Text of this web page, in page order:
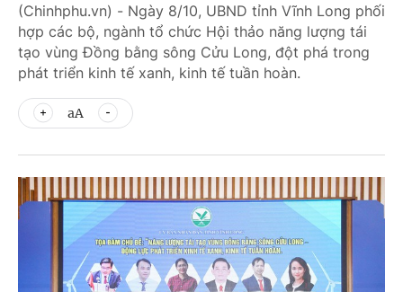
(Chinhphu.vn) - Ngày 8/10, UBND tỉnh Vĩnh Long phối
hợp các bộ, ngành tổ chức Hội thảo năng lượng tái
tạo vùng Đồng bằng sông Cửu Long, đột phá trong
phát triển kinh tế xanh, kinh tế tuần hoàn.
aA